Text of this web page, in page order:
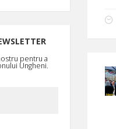
pentru a
Ungheni.